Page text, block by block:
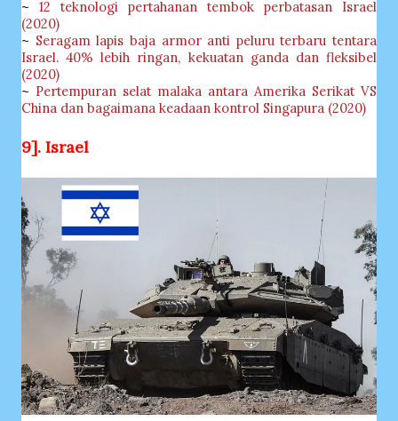
~ 12 teknologi pertahanan tembok perbatasan Israel
(2020)
~ Seragam lapis baja armor anti peluru terbaru tentara
Israel. 40% lebih ringan, kekuatan ganda dan fleksibel
(2020)
~ Pertempuran selat malaka antara Amerika Serikat VS
China dan bagaimana keadaan kontrol Singapura (2020)
9]. Israel